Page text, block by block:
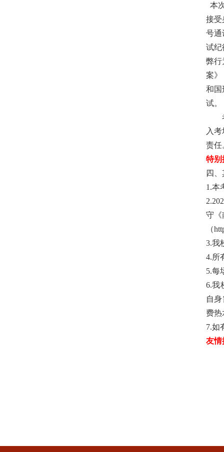
本
接受
号通
试纪
弊行
案》
和国
试。
入
责任
特别
四
1.本
2.202
守《
（
3.我
4.所
5.每
6.我
自
费热
7.如
友情